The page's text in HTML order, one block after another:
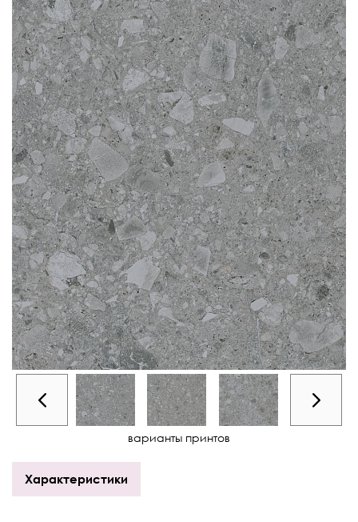
варианты принтов
Характеристики